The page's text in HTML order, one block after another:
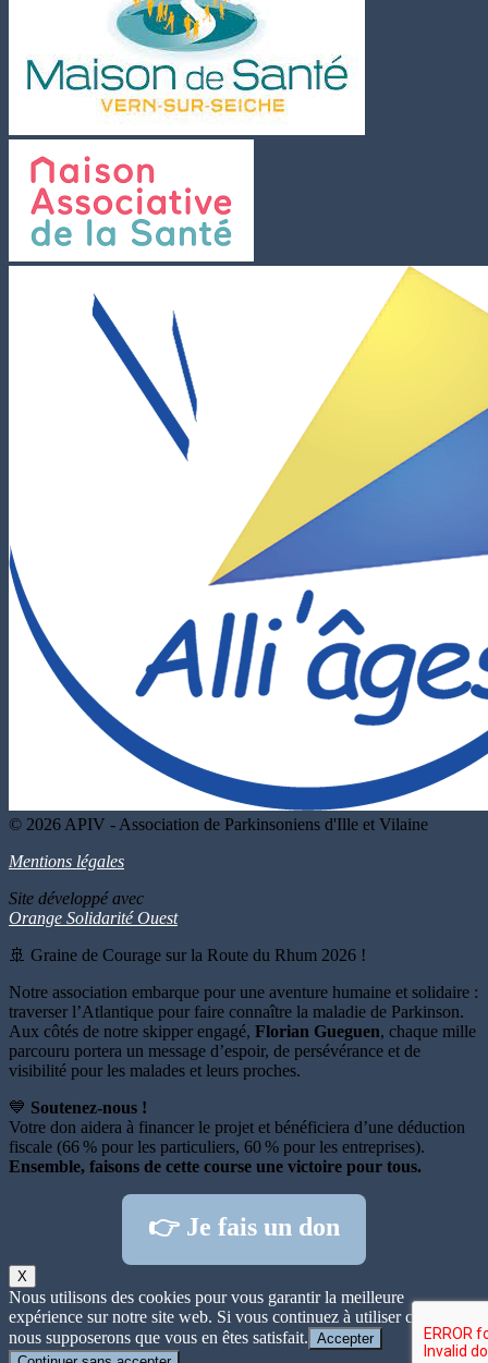
© 2026 APIV - Association de Parkinsoniens d'Ille et Vilaine
Mentions légales
Site développé avec
Orange Solidarité Ouest
🚢 Graine de Courage sur la Route du Rhum 2026 !
Notre association embarque pour une aventure humaine et solidaire :
traverser l’Atlantique pour faire connaître la maladie de Parkinson.
Aux côtés de notre skipper engagé, Florian Gueguen, chaque mille
parcouru portera un message d’espoir, de persévérance et de
visibilité pour les malades et leurs proches.
💙 Soutenez-nous !
Votre don aidera à financer le projet et bénéficiera d’une déduction
fiscale (66 % pour les particuliers, 60 % pour les entreprises).
Ensemble, faisons de cette course une victoire pour tous.
👉 Je fais un don
X
Nous utilisons des cookies pour vous garantir la meilleure
expérience sur notre site web. Si vous continuez à utiliser ce site,
nous supposerons que vous en êtes satisfait. Accepter